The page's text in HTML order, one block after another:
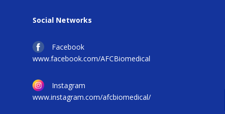
Social Networks
Facebook
www.facebook.com/AFCBiomedical
Instagram
www.instagram.com/afcbiomedical/